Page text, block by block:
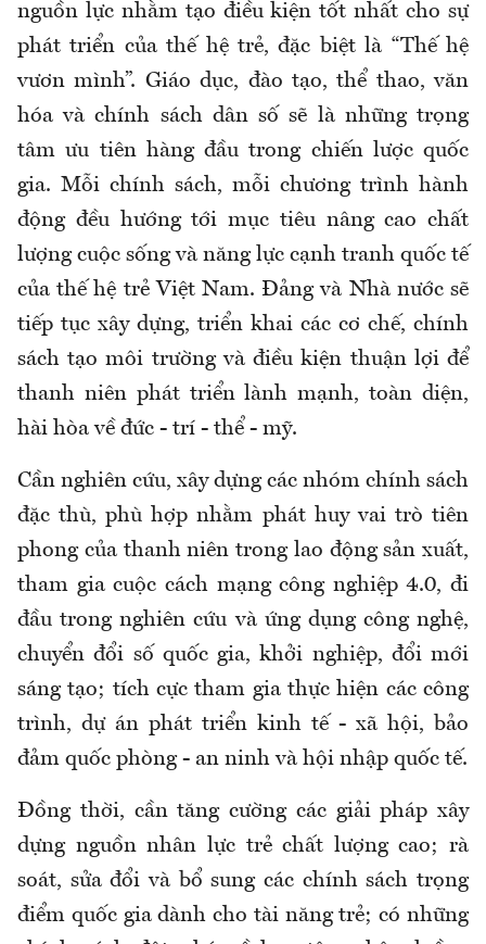
nguồn lực nhằm tạo điều kiện tốt nhất cho sự
phát triển của thế hệ trẻ, đặc biệt là “Thế hệ
vươn mình”. Giáo dục, đào tạo, thể thao, văn
hóa và chính sách dân số sẽ là những trọng
tâm ưu tiên hàng đầu trong chiến lược quốc
gia. Mỗi chính sách, mỗi chương trình hành
động đều hướng tới mục tiêu nâng cao chất
lượng cuộc sống và năng lực cạnh tranh quốc tế
của thế hệ trẻ Việt Nam. Đảng và Nhà nước sẽ
tiếp tục xây dựng, triển khai các cơ chế, chính
sách tạo môi trường và điều kiện thuận lợi để
thanh niên phát triển lành mạnh, toàn diện,
hài hòa về đức - trí - thể - mỹ.
Cần nghiên cứu, xây dựng các nhóm chính sách
đặc thù, phù hợp nhằm phát huy vai trò tiên
phong của thanh niên trong lao động sản xuất,
tham gia cuộc cách mạng công nghiệp 4.0, đi
đầu trong nghiên cứu và ứng dụng công nghệ,
chuyển đổi số quốc gia, khởi nghiệp, đổi mới
sáng tạo; tích cực tham gia thực hiện các công
trình, dự án phát triển kinh tế - xã hội, bảo
đảm quốc phòng - an ninh và hội nhập quốc tế.
Đồng thời, cần tăng cường các giải pháp xây
dựng nguồn nhân lực trẻ chất lượng cao; rà
soát, sửa đổi và bổ sung các chính sách trọng
điểm quốc gia dành cho tài năng trẻ; có những